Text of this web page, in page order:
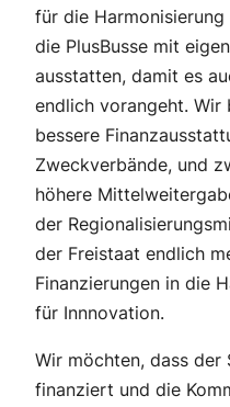
für die
die PlusBusse mit
ausstatten, damit es
endlich vorangeht. Wir
bessere
Zweckverbände, und
höhere
der
der Freistaat endlich
Finanzierungen in die
für Innnovation.
Wir möchten, dass
finanziert und die